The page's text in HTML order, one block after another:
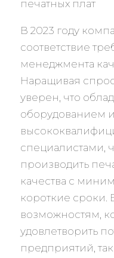
В 2023 году
соответствие
менеджмента
Наращивая
уверен, что
оборудованием и
специалистами,
производить
качества с
короткие сроки.
возможностям,
удовлетворить
предприятий,